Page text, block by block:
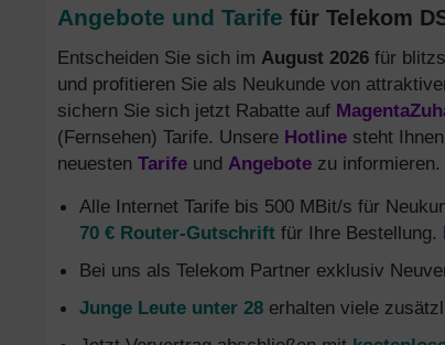
Angebote und Tarife für Telekom
Entscheiden Sie sich im August 2026 für
und profitieren Sie als Neukunde von
sichern Sie sich jetzt Rabatte auf
(Fernsehen) Tarife. Unsere Hotline steht
neuesten Tarife und Angebote zu informieren.
Alle Internet Tarife bis 500 MBit/s für
70 € Router-Gutschrift für Ihre Bestellung.
Bei uns als Telekom Partner exklusiv
Junge Leute unter 28 erhalten viele